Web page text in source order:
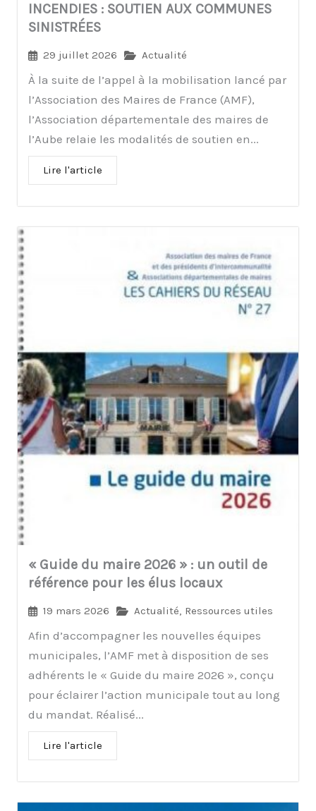
INCENDIES : SOUTIEN AUX COMMUNES
SINISTRÉES
29 juillet 2026 Actualité
À la suite de l’appel à la mobilisation lancé par
l’Association des Maires de France (AMF),
l’Association départementale des maires de
l’Aube relaie les modalités de soutien en...
Lire l'article
« Guide du maire 2026 » : un outil de
référence pour les élus locaux
19 mars 2026 Actualité, Ressources utiles
Afin d’accompagner les nouvelles équipes
municipales, l’AMF met à disposition de ses
adhérents le « Guide du maire 2026 », conçu
pour éclairer l’action municipale tout au long
du mandat. Réalisé...
Lire l'article